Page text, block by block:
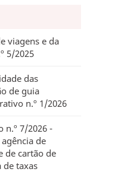
viagens e da
5/2025
das
de guia
n.º 1/2026
n.º 7/2026 -
de
de cartão de
de taxas